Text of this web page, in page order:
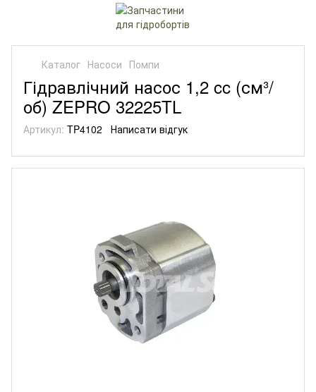
Каталог Насоси Помпи
Гідравлічний насос 1,2 cc (см³/
об) ZEPRO 32225TL
Артикул: TP4102 Написати відгук